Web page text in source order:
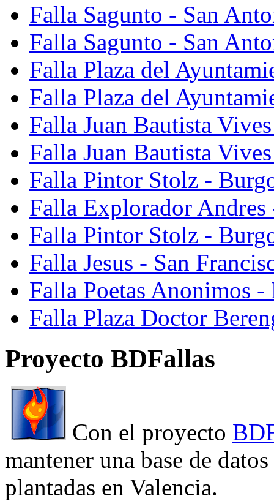
Falla Sagunto - San
Falla Sagunto - San
Falla Plaza del
Falla Plaza del
Falla Juan Bautista
Falla Juan Bautista
Falla Pintor Stolz -
Falla Explorador Andres
Falla Pintor Stolz -
Falla Jesus - San
Falla Poetas Anonimos
Falla Plaza Doctor
Proyecto BDFallas
Con el proyecto
mantener una base de
plantadas en Valencia.